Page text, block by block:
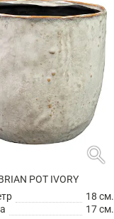
search
POT IVORY
18 см.
17 см.